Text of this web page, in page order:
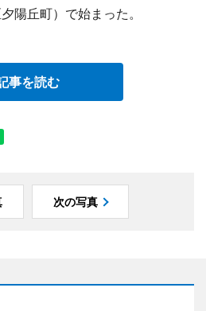
陽丘町）で始まった。
事を読む
次の写真